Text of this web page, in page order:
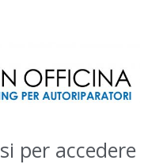
per accedere